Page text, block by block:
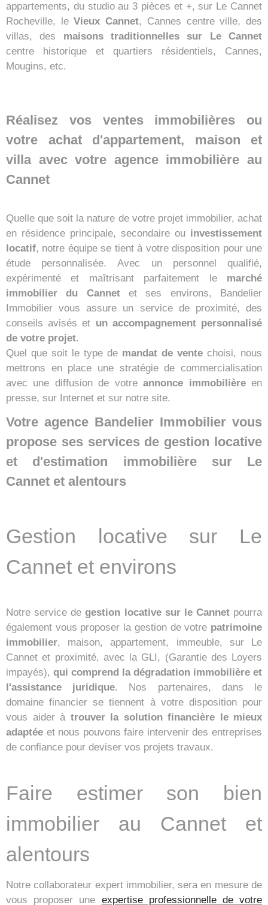
appartements, du studio au 3 pièces et +, sur Le Cannet
Rocheville, leVieux Cannet, Cannes centre ville, des
villas, des maisons traditionnelles sur Le Cannet
centre historique et quartiers résidentiels, Cannes,
Mougins, etc.
Réalisez vos ventes immobilières ou
votre achat d'appartement, maison et
villa avec votre agence immobilière au
Cannet
Quelle que soit la nature de votre projet immobilier, achat
en résidence principale, secondaire ou investissement
locatif, notre équipe se tient à votre disposition pour une
étude personnalisée. Avec un personnel qualifié,
expérimenté et maîtrisant parfaitement le marché
immobilier du Cannetet ses environs, Bandelier
Immobilier vous assure un service de proximité, des
conseils avisés et un accompagnement personnalisé
de votre projet.
Quel que soit le type de mandat de vente choisi, nous
mettrons en place une stratégie de commercialisation
avec une diffusion de votreannonce immobilièreen
presse, sur Internet et sur notre site.
Votre agence Bandelier Immobilier vous
propose ses services de gestion locative
et d'estimation immobilière sur Le
Cannet et alentours
Gestion locative sur Le
Cannet et environs
Notre service degestion locative sur le Cannetpourra
également vous proposer la gestion de votre patrimoine
immobilier, maison, appartement, immeuble, sur Le
Cannet et proximité, avec la GLI, (Garantie des Loyers
impayés), qui comprend la dégradation immobilière et
l'assistance juridique. Nos partenaires, dans le
domaine financier se tiennent à votre disposition pour
vous aider à trouver la solution financière le mieux
adaptée et nous pouvons faire intervenir des entreprises
de confiance pour deviser vos projets travaux.
Faire estimer son bien
immobilier au Cannet et
alentours
Notre collaborateur expert immobilier, sera en mesure de
vous proposer une expertise professionnelle de votre